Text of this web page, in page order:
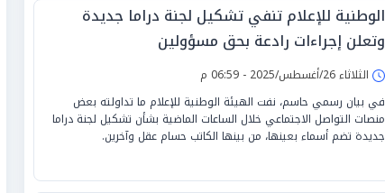
الوطنية للإعلام تنفي تشكيل لجنة دراما جديدة
وتعلن إجراءات رادعة بحق مسؤولين
الثلاثاء 26/أغسطس/2025 - 06:59 م
في بيان رسمي حاسم، نفت الهيئة الوطنية للإعلام ما تداولته بعض
منصات التواصل الاجتماعي خلال الساعات الماضية بشأن تشكيل لجنة دراما
جديدة تضم أسماء بعينها، من بينها الكاتب حسام عقل وآخرين.